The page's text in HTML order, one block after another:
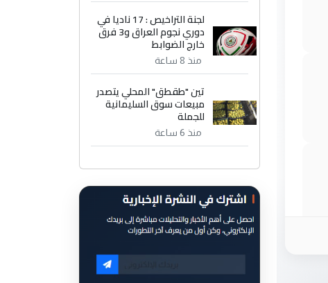
لجنة التراخيص : 17 ناديا في
دوري نجوم العراق و3 فرق
خارج الضوابط
منذ 8 ساعة
تين "طقطق" المحلي يتصدر
مبيعات سوق السليمانية
للجملة
منذ 6 ساعة